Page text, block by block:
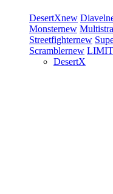
DesertXnew Diavel
Monsternew
Streetfighternew
Scramblernew
DesertX